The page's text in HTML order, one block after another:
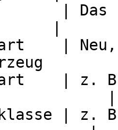
| Das
|
| Neu,
| z.
|
| z.